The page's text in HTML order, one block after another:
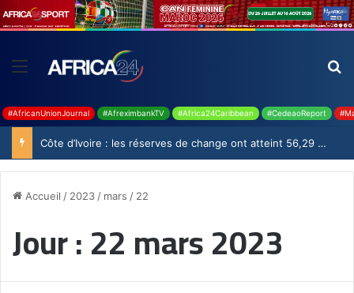
#AfricanUnionJournal #AfreximbankTV #Africa24Caribbean #CedeaoReport
Côte d’Ivoire : les réserves de change ont atteint 56,29 milliards USD en juillet
Accueil / 2023 / mars / 22
Jour :22 mars 2023